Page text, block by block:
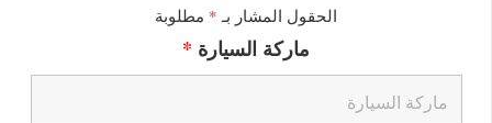
الحقول المشار بـ * مطلوبة
ماركة السيارة *